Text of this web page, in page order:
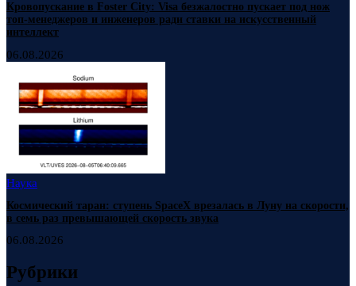
Кровопускание в Foster City: Visa безжалостно пускает под нож
топ-менеджеров и инженеров ради ставки на искусственный
интеллект
06.08.2026
Наука
Космический таран: ступень SpaceX врезалась в Луну на скорости,
в семь раз превышающей скорость звука
06.08.2026
Рубрики